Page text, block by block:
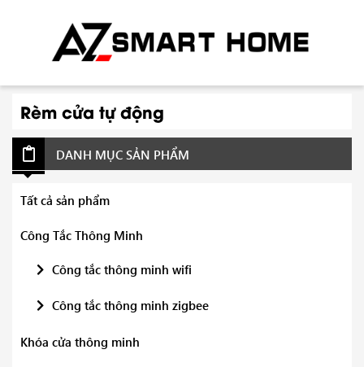
Rèm cửa tự động
DANH MỤC SẢN PHẨM
Tất cả sản phẩm
Công Tắc Thông Minh
Công tắc thông minh wifi
Công tắc thông minh zigbee
Khóa cửa thông minh